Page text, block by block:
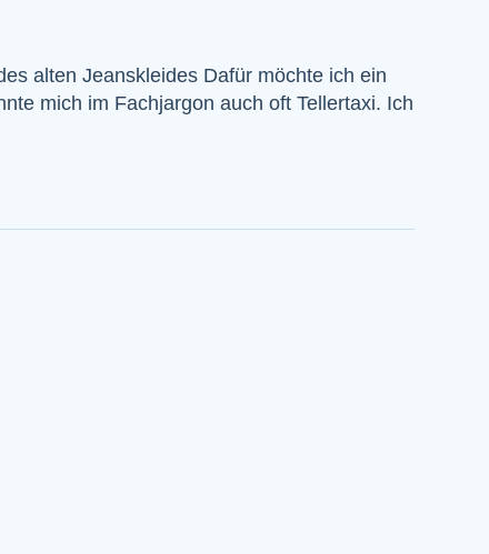
alten Jeanskleides Dafür möchte ich ein
mich im Fachjargon auch oft Tellertaxi. Ich